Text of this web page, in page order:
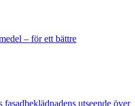
– för ett bättre
utseende över